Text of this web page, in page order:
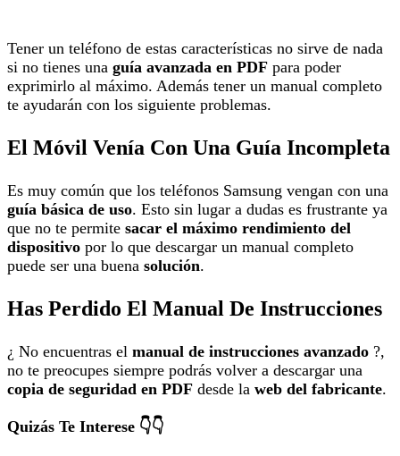
Tener un teléfono de estas características no sirve de nada
si no tienes una guía avanzada en PDF para poder
exprimirlo al máximo. Además tener un manual completo
te ayudarán con los siguiente problemas.
El Móvil Venía Con Una Guía Incompleta
Es muy común que los teléfonos Samsung vengan con una
guía básica de uso. Esto sin lugar a dudas es frustrante ya
que no te permite sacar el máximo rendimiento del
dispositivo por lo que descargar un manual completo
puede ser una buena solución.
Has Perdido El Manual De Instrucciones
¿ No encuentras el manual de instrucciones avanzado ?,
no te preocupes siempre podrás volver a descargar una
copia de seguridad en PDF desde la web del fabricante.
Quizás Te Interese 👇👇